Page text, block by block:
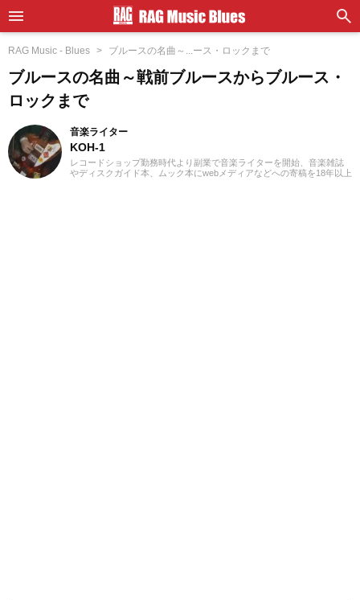
RAG Music - Blues ブルースの名曲～...ース・ロックまで
ブルースの名曲～戦前ブルースからブルース・
ロックまで
音楽ライター
KOH-1
レコードショップ勤務時代より副業で音楽ライターを開始、音楽雑誌
やディスクガイド本、ムック本にwebメディアなどへの寄稿を18年以上